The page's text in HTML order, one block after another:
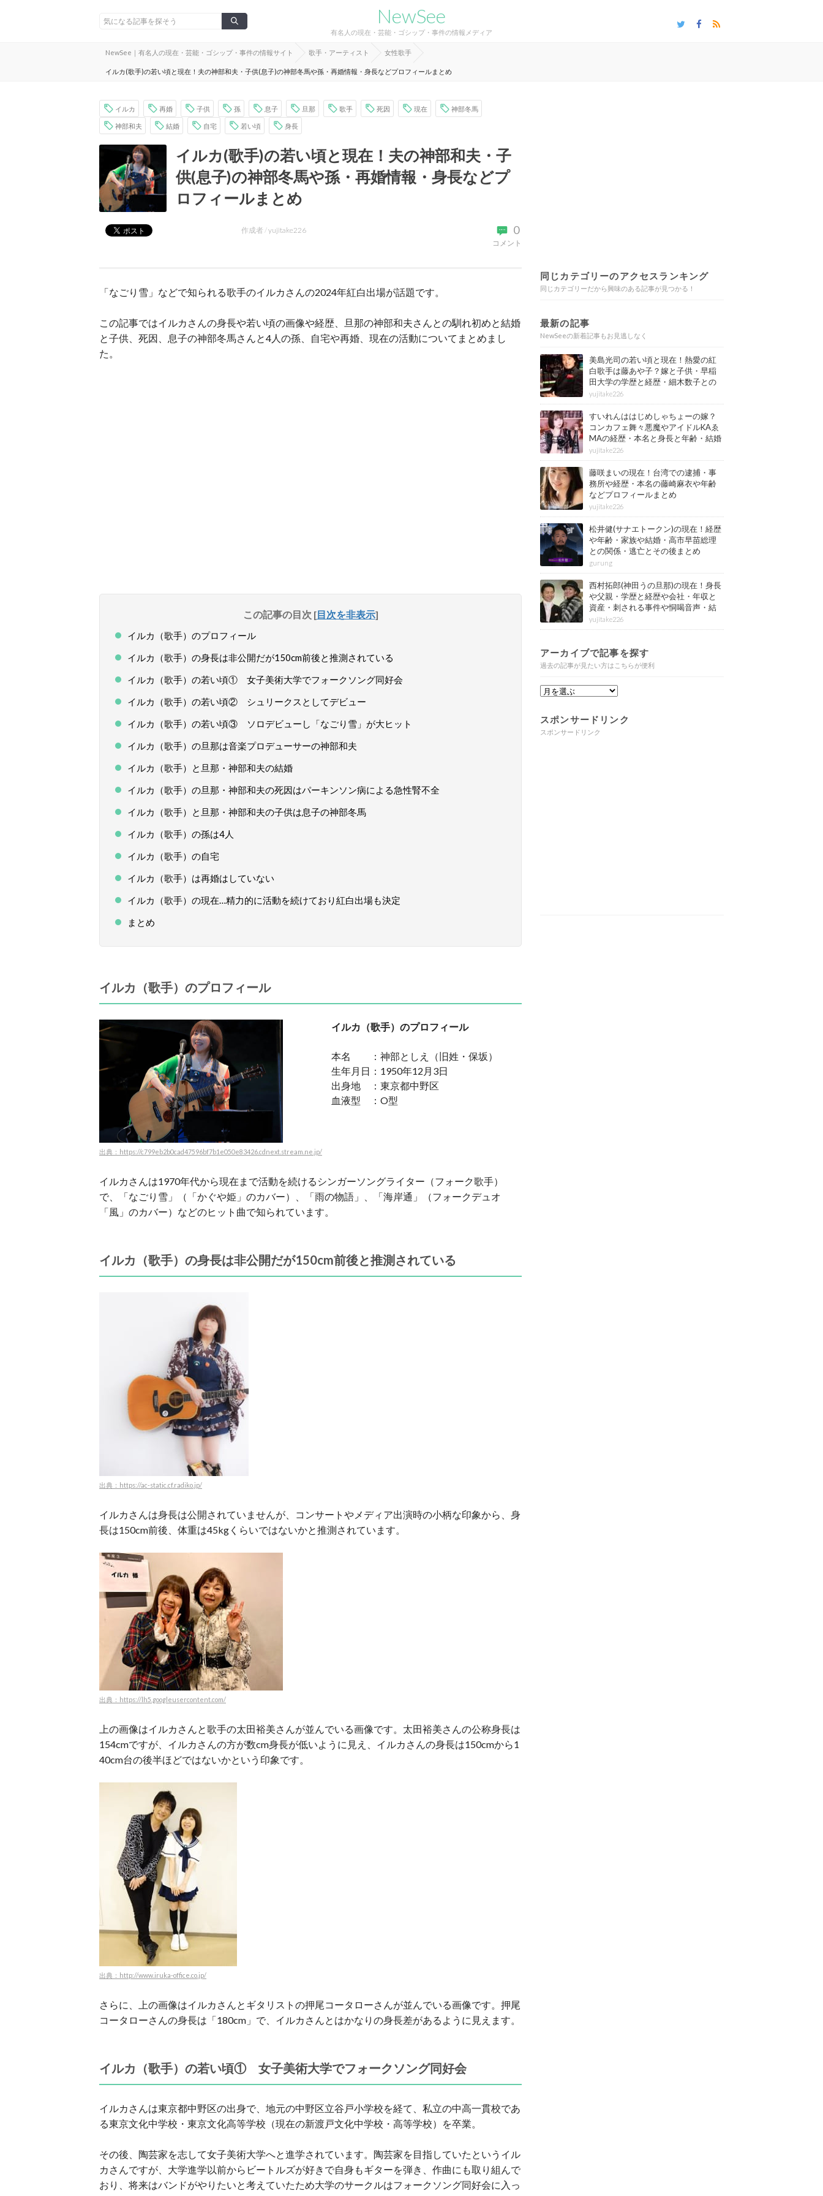
NewSee
有名人の現在・芸能・ゴシップ・事件の情報メディア
NewSee｜有名人の現在・芸能・ゴシップ・事件の情報サイト 歌手・アーティスト 女性歌手
イルカ(歌手)の若い頃と現在！夫の神部和夫・子供(息子)の神部冬馬や孫・再婚情報・身長などプロフィールまとめ
イルカ 再婚 子供 孫 息子 旦那 歌手 死因 現在 神部冬馬
神部和夫 結婚 自宅 若い頃 身長
イルカ(歌手)の若い頃と現在！夫の神部和夫・子
供(息子)の神部冬馬や孫・再婚情報・身長などプ
ロフィールまとめ
0
コメント
作成者 /yujitake226
「なごり雪」などで知られる歌手のイルカさんの2024年紅白出場が話題です。
この記事ではイルカさんの身長や若い頃の画像や経歴、旦那の神部和夫さんとの馴れ初めと結婚
と子供、死因、息子の神部冬馬さんと4人の孫、自宅や再婚、現在の活動についてまとめまし
た。
この記事の目次 [目次を非表示]
イルカ（歌手）のプロフィール
イルカ（歌手）の身長は非公開だが150cm前後と推測されている
イルカ（歌手）の若い頃① 女子美術大学でフォークソング同好会
イルカ（歌手）の若い頃② シュリークスとしてデビュー
イルカ（歌手）の若い頃③ ソロデビューし「なごり雪」が大ヒット
イルカ（歌手）の旦那は音楽プロデューサーの神部和夫
イルカ（歌手）と旦那・神部和夫の結婚
イルカ（歌手）の旦那・神部和夫の死因はパーキンソン病による急性腎不全
イルカ（歌手）と旦那・神部和夫の子供は息子の神部冬馬
イルカ（歌手）の孫は4人
イルカ（歌手）の自宅
イルカ（歌手）は再婚はしていない
イルカ（歌手）の現在…精力的に活動を続けており紅白出場も決定
まとめ
イルカ（歌手）のプロフィール
出典：https://c799eb2b0cad47596bf7b1e050e83426.cdnext.stream.ne.jp/
イルカ（歌手）のプロフィール
本名 ：神部としえ（旧姓・保坂）
生年月日：1950年12月3日
出身地 ：東京都中野区
血液型 ：O型
イルカさんは1970年代から現在まで活動を続けるシンガーソングライター（フォーク歌手）
で、「なごり雪」（「かぐや姫」のカバー）、「雨の物語」、「海岸通」（フォークデュオ
「風」のカバー）などのヒット曲で知られています。
イルカ（歌手）の身長は非公開だが150cm前後と推測されている
出典：https://ac-static.cf.radiko.jp/
イルカさんは身長は公開されていませんが、コンサートやメディア出演時の小柄な印象から、身
長は150cm前後、体重は45kgくらいではないかと推測されています。
出典：https://lh5.googleusercontent.com/
上の画像はイルカさんと歌手の太田裕美さんが並んでいる画像です。太田裕美さんの公称身長は
154cmですが、イルカさんの方が数cm身長が低いように見え、イルカさんの身長は150cmから1
40cm台の後半ほどではないかという印象です。
出典：http://www.iruka-office.co.jp/
さらに、上の画像はイルカさんとギタリストの押尾コータローさんが並んでいる画像です。押尾
コータローさんの身長は「180cm」で、イルカさんとはかなりの身長差があるように見えます。
イルカ（歌手）の若い頃① 女子美術大学でフォークソング同好会
イルカさんは東京都中野区の出身で、地元の中野区立谷戸小学校を経て、私立の中高一貫校であ
る東京文化中学校・東京文化高等学校（現在の新渡戸文化中学校・高等学校）を卒業。
その後、陶芸家を志して女子美術大学へと進学されています。陶芸家を目指していたというイル
カさんですが、大学進学以前からビートルズが好きで自身もギターを弾き、作曲にも取り組んで
おり、将来はバンドがやりたいと考えていたため大学のサークルはフォークソング同好会に入っ
同じカテゴリーのアクセスランキング
同じカテゴリーだから興味のある記事が見つかる！
最新の記事
NewSeeの新着記事もお見逃しなく
美島光司の若い頃と現在！熱愛の紅
白歌手は藤あや子？嫁と子供・早稲
田大学の学歴と経歴・細木数子との
確執もまとめ
yujitake226
すいれんははじめしゃちょーの嫁？
コンカフェ舞々悪魔やアイドルKAゑ
MAの経歴・本名と身長と年齢・結婚
情報もまとめ
yujitake226
藤咲まいの現在！台湾での逮捕・事
務所や経歴・本名の藤崎麻衣や年齢
などプロフィールまとめ
yujitake226
松井健(サナエトークン)の現在！経歴
や年齢・家族や結婚・高市早苗総理
との関係・逃亡とその後まとめ
gurung
西村拓郎(神田うの旦那)の現在！身長
や父親・学歴と経歴や会社・年収と
資産・刺される事件や恫喝音声・結
婚と子供や自宅・脳梗塞の病気もま
とめ
yujitake226
アーカイブで記事を探す
過去の記事が見たい方はこちらが便利
スポンサードリンク
スポンサードリンク